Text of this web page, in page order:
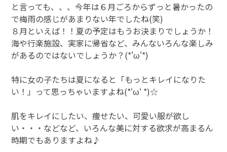
と言っても、、、今年は６月ごろからずっと暑かったの
で梅雨の感じがあまりない年でしたね(笑)
８月といえば！！夏の予定はもうお決まりでしょうか！
海や行楽施設、実家に帰省など、みんないろんな楽しみ
があるのではないでしょうか？(*'ω'*)
特に女の子たちは夏になると「もっとキレイになりた
い！」って思っちゃいますよね(*‘ω‘ *)☆
肌をキレイにしたい、痩せたい、可愛い服が欲し
い・・・などなど、いろんな美に対する欲求が高まるん
時期でもありますよね♪